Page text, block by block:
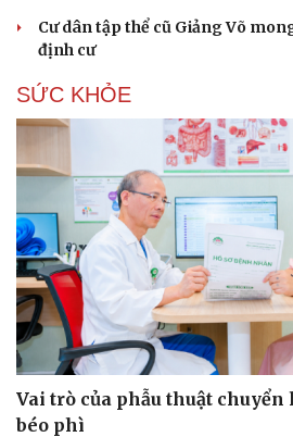
Cư dân tập thể cũ Giảng Võ
định cư
SỨC KHỎE
Vai trò của phẫu thuật
béo phì